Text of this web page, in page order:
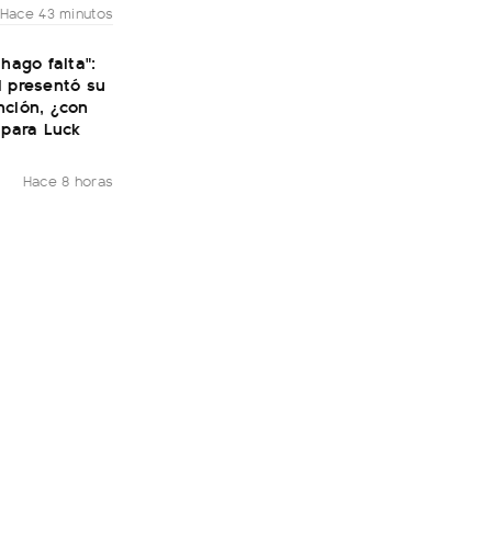
Hace 43 minutos
falta":
presentó su
¿con
Luck
Hace 8 horas